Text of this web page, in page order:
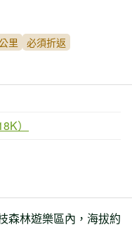
里 必須折返
）
森林遊樂區內，海拔約